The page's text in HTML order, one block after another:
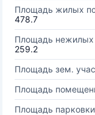
Площадь жилых
478.7
Площадь
259.2
Площадь зем.
Площадь
Площадь